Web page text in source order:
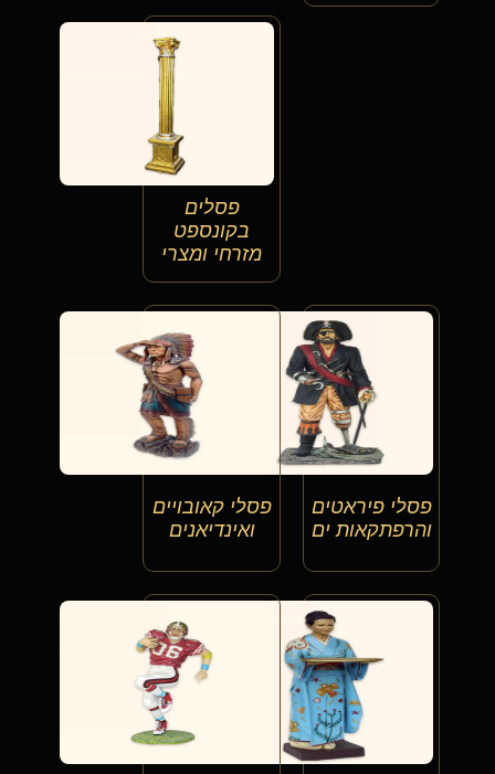
פסלים
בקונספט
מזרחי ומצרי
פסלי פיראטים
והרפתקאות ים
פסלי קאובויים
ואינדיאנים